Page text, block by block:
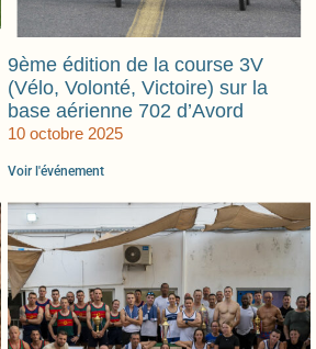
9ème édition de la course 3V
(Vélo, Volonté, Victoire) sur la
base aérienne 702 d’Avord
10 octobre 2025
Voir l'événement